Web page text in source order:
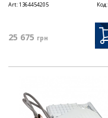
Art:1364454205 Код:
25 675 грн